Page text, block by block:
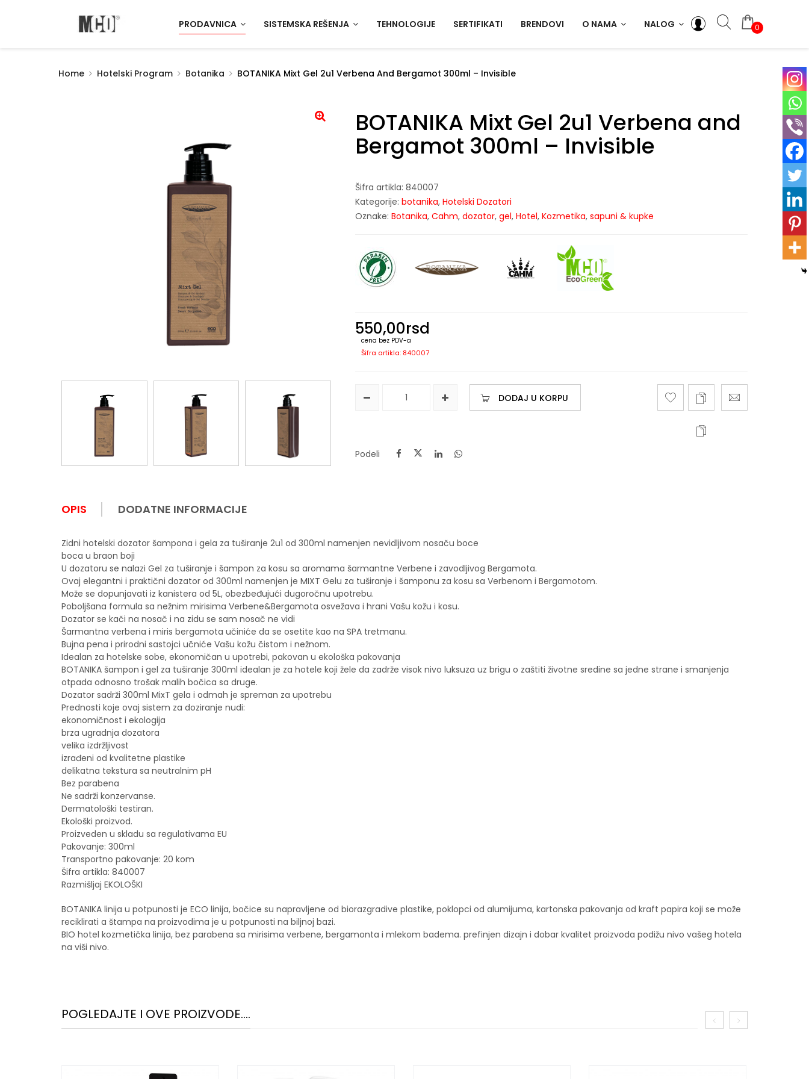
PRODAVNICA SISTEMSKA REŠENJA TEHNOLOGIJE SERTIFIKATI BRENDOVI O NAMA NALOG 0
Home Hotelski Program Botanika BOTANIKA Mixt Gel 2u1 Verbena And Bergamot 300ml – Invisible
BOTANIKA Mixt Gel 2u1 Verbena and
Bergamot 300ml – Invisible
Šifra artikla: 840007
Kategorije: botanika, Hotelski Dozatori
Oznake: Botanika, Cahm, dozator, gel, Hotel, Kozmetika, sapuni & kupke
550,00rsd
cena bez PDV-a
Šifra artikla: 840007
DODAJ U KORPU
Podeli
OPIS DODATNE INFORMACIJE
Zidni hotelski dozator šampona i gela za tuširanje 2u1 od 300ml namenjen nevidljivom nosaču boce
boca u braon boji
U dozatoru se nalazi Gel za tuširanje i šampon za kosu sa aromama šarmantne Verbene i zavodljivog Bergamota.
Ovaj elegantni i praktični dozator od 300ml namenjen je MIXT Gelu za tuširanje i šamponu za kosu sa Verbenom i Bergamotom.
Može se dopunjavati iz kanistera od 5L, obezbeđujući dugoročnu upotrebu.
Poboljšana formula sa nežnim mirisima Verbene&Bergamota osvežava i hrani Vašu kožu i kosu.
Dozator se kači na nosač i na zidu se sam nosač ne vidi
Šarmantna verbena i miris bergamota učiniće da se osetite kao na SPA tretmanu.
Bujna pena i prirodni sastojci učniće Vašu kožu čistom i nežnom.
Idealan za hotelske sobe, ekonomičan u upotrebi, pakovan u ekološka pakovanja
BOTANIKA šampon i gel za tuširanje 300ml idealan je za hotele koji žele da zadrže visok nivo luksuza uz brigu o zaštiti životne sredine sa jedne strane i smanjenja
otpada odnosno trošak malih bočica sa druge.
Dozator sadrži 300ml MixT gela i odmah je spreman za upotrebu
Prednosti koje ovaj sistem za doziranje nudi:
ekonomičnost i ekologija
brza ugradnja dozatora
velika izdržljivost
izrađeni od kvalitetne plastike
delikatna tekstura sa neutralnim pH
Bez parabena
Ne sadrži konzervanse.
Dermatološki testiran.
Ekološki proizvod.
Proizveden u skladu sa regulativama EU
Pakovanje: 300ml
Transportno pakovanje: 20 kom
Šifra artikla: 840007
Razmišljaj EKOLOŠKI
BOTANIKA linija u potpunosti je ECO linija, bočice su napravljene od biorazgradive plastike, poklopci od alumijuma, kartonska pakovanja od kraft papira koji se može
reciklirati a štampa na proizvodima je u potpunosti na biljnoj bazi.
BIO hotel kozmetička linija, bez parabena sa mirisima verbene, bergamonta i mlekom badema. prefinjen dizajn i dobar kvalitet proizvoda podižu nivo vašeg hotela
na viši nivo.
POGLEDAJTE I OVE PROIZVODE....